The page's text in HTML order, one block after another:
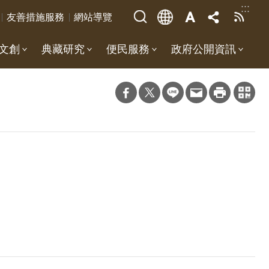
:::
友善措施服務 網站導覽
創 典藏研究 便民服務 政府公開資訊